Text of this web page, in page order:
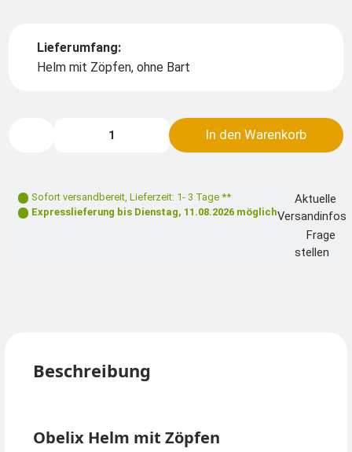
Lieferumfang:
Helm mit Zöpfen, ohne Bart
In den Warenkorb
Sofort versandbereit, Lieferzeit: 1- 3 Tage **
Expresslieferung bis Dienstag, 11.08.2026 möglich
Aktuelle
Versandinfos
Frage
stellen
Beschreibung
Obelix Helm mit Zöpfen